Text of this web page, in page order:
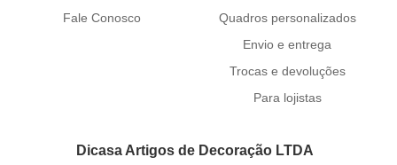
Fale Conosco
Quadros personalizados
Envio e entrega
Trocas e devoluções
Para lojistas
Dicasa Artigos de Decoração LTDA